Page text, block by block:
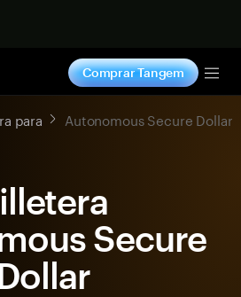
Comprar Tangem
para Autonomous Secure Dollar
Secure